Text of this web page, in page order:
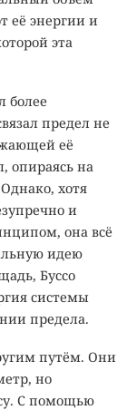
её энергии и
эта
более
предел не
её
опираясь на
хотя
и
она всё
идею
Буссо
системы
предела.
путём. Они
но
С помощью